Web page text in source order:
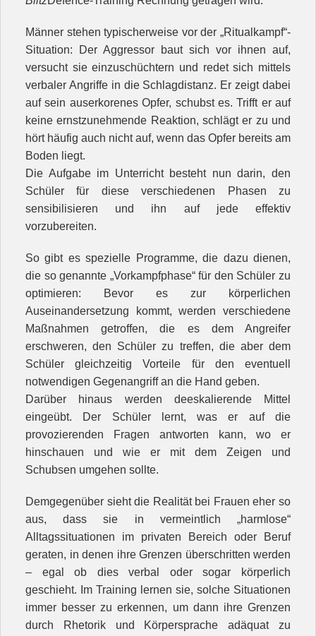
Männer stehen typischerweise vor der „Ritualkampf“-
Situation: Der Aggressor baut sich vor ihnen auf,
versucht sie einzuschüchtern und redet sich mittels
verbaler Angriffe in die Schlagdistanz. Er zeigt dabei
auf sein auserkorenes Opfer, schubst es. Trifft er auf
keine ernstzunehmende Reaktion, schlägt er zu und
hört häufig auch nicht auf, wenn das Opfer bereits am
Boden liegt.
Die Aufgabe im Unterricht besteht nun darin, den
Schüler für diese verschiedenen Phasen zu
sensibilisieren und ihn auf jede effektiv
vorzubereiten.
So gibt es spezielle Programme, die dazu dienen,
die so genannte „Vorkampfphase“ für den Schüler zu
optimieren: Bevor es zur körperlichen
Auseinandersetzung kommt, werden verschiedene
Maßnahmen getroffen, die es dem Angreifer
erschweren, den Schüler zu treffen, die aber dem
Schüler gleichzeitig Vorteile für den eventuell
notwendigen Gegenangriff an die Hand geben.
Darüber hinaus werden deeskalierende Mittel
eingeübt. Der Schüler lernt, was er auf die
provozierenden Fragen antworten kann, wo er
hinschauen und wie er mit dem Zeigen und
Schubsen umgehen sollte.
Demgegenüber sieht die Realität bei Frauen eher so
aus, dass sie in vermeintlich „harmlose“
Alltagssituationen im privaten Bereich oder Beruf
geraten, in denen ihre Grenzen überschritten werden
– egal ob dies verbal oder sogar körperlich
geschieht. Im Training lernen sie, solche Situationen
immer besser zu erkennen, um dann ihre Grenzen
durch Rhetorik und Körpersprache adäquat zu